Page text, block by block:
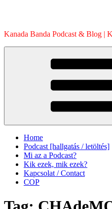
Kanada Banda Podcast & Blog |
Home
Podcast [hallgatás / letöltés]
Mi az a Podcast?
Kik ezek, mik ezek?
Kapcsolat / Contact
COP